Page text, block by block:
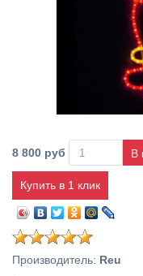
8 800 руб
Купить в 1 клик
Производитель: Reu